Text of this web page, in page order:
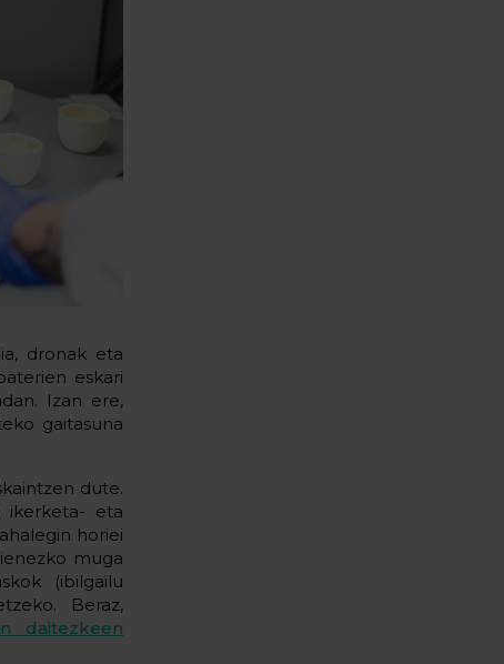
dronak eta
eskari
Izan ere,
gaitasuna
dute.
ikerketa- eta
horiei
muga
(ibilgailu
Beraz,
daitezkeen